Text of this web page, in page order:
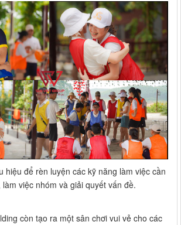
hiệu để rèn luyện các kỹ năng làm việc cần
việc nhóm và giải quyết vấn đề.
còn tạo ra một sân chơi vui vẻ cho các